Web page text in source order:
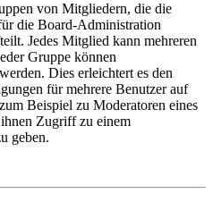
von Mitgliedern, die die
die Board-Administration
Jedes Mitglied kann mehreren
Gruppe können
Dies erleichtert es den
für mehrere Benutzer auf
Beispiel zu Moderatoren eines
Zugriff zu einem
geben.